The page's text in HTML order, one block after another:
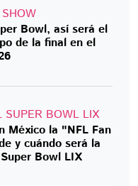
Bowl, así será el
de la final en el
SUPER BOWL LIX
México la "NFL Fan
y cuándo será la
Bowl LIX